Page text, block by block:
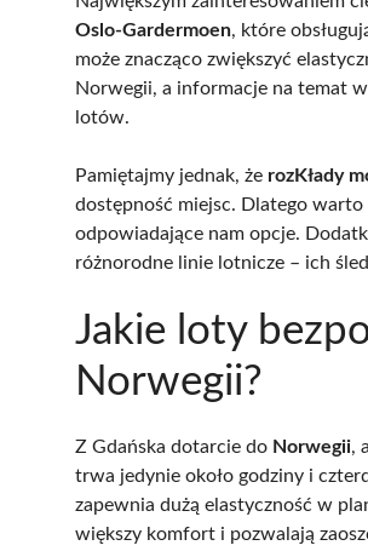
Oslo-Gardermoen, które
może znacząco zwiększyć
Norwegii, a informacje na temat
lotów.
Pamiętajmy jednak, że rozKłady
dostępność miejsc. Dlatego
odpowiadające nam opcje.
różnorodne linie lotnicze – ich
Jakie loty
Norwegii?
Z Gdańska dotarcie do Norwegii,
trwa jedynie około godziny i
zapewnia dużą elastyczność w
większy komfort i pozwalają